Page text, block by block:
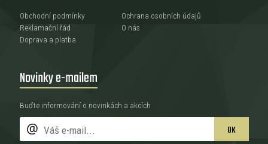
Obchodní podmínky
Reklamační řád
Doprava a platba
Ochrana osobních údajů
O nás
Novinky e-mailem
Buďte informování o novinkách a akcích
OK